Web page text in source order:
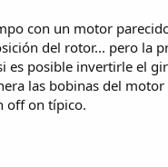
con un motor
del rotor... pero la
es posible invertirle el
las bobinas del
off on típico.